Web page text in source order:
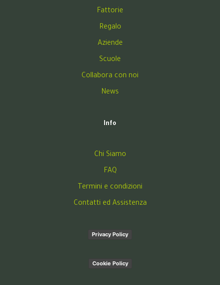
Fattorie
Regalo
Aziende
Scuole
Collabora con noi
News
Info
Chi Siamo
FAQ
Termini e condizioni
Contatti ed Assistenza
Privacy Policy
Cookie Policy